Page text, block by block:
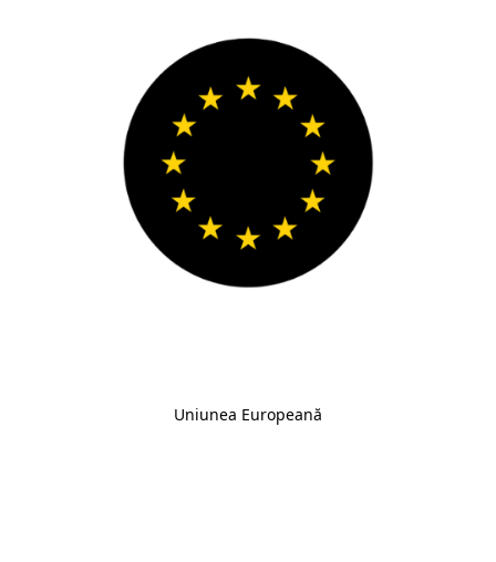
Uniunea Europeană